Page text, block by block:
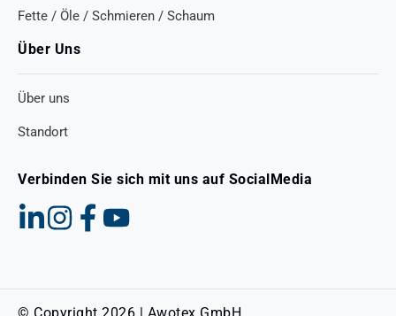
Fette / Öle / Schmieren / Schaum
Über Uns
Über uns
Standort
Verbinden Sie sich mit uns auf SocialMedia